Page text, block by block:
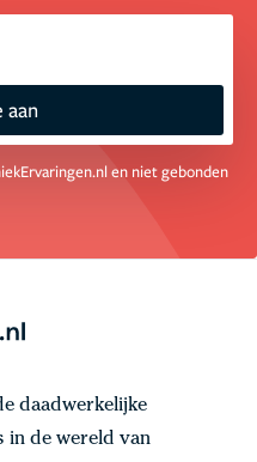
aan
en niet gebonden
daadwerkelijke
in de wereld van